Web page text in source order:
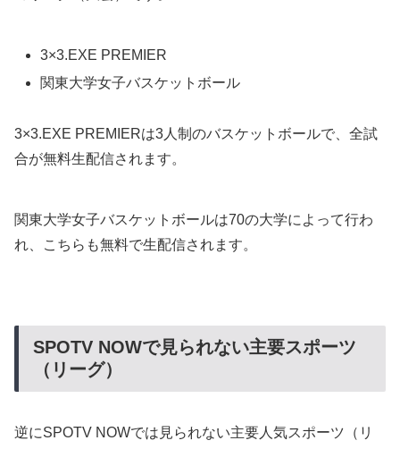
3×3.EXE PREMIER
関東大学女子バスケットボール
3×3.EXE PREMIERは3人制のバスケットボールで、全試
合が無料生配信されます。
関東大学女子バスケットボールは70の大学によって行わ
れ、こちらも無料で生配信されます。
SPOTV NOWで見られない主要スポーツ
（リーグ）
逆にSPOTV NOWでは見られない主要人気スポーツ（リ